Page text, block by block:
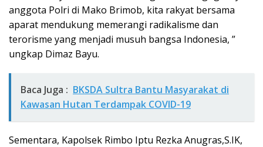
anggota Polri di Mako Brimob, kita rakyat bersama
aparat mendukung memerangi radikalisme dan
terorisme yang menjadi musuh bangsa Indonesia, ”
ungkap Dimaz Bayu.
Baca Juga : BKSDA Sultra Bantu Masyarakat di
Kawasan Hutan Terdampak COVID-19
Sementara, Kapolsek Rimbo Iptu Rezka Anugras,S.IK,